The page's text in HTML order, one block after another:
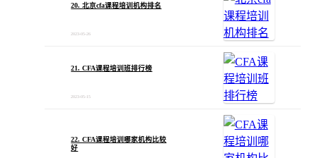
20. 北京cfa课程培训机构排名
2023-05-26
21. CFA课程培训班排行榜
2023-05-15
22. CFA课程培训哪家机构比较
好